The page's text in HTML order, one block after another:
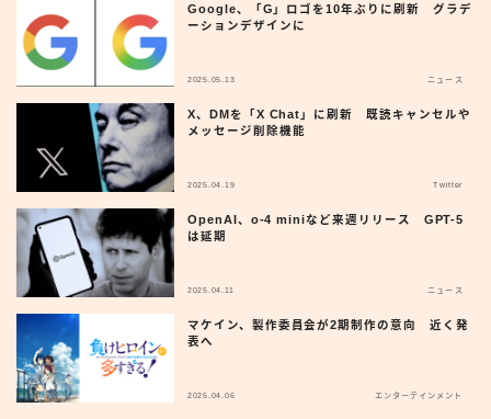
Google、「G」ロゴを10年ぶりに刷新 グラデ
ーションデザインに
2025.05.13 ニュース
X、DMを「X Chat」に刷新 既読キャンセルや
メッセージ削除機能
2025.04.19 Twitter
OpenAI、o-4 miniなど来週リリース GPT-5
は延期
2025.04.11 ニュース
マケイン、製作委員会が2期制作の意向 近く発
表へ
2025.04.06 エンターテインメント